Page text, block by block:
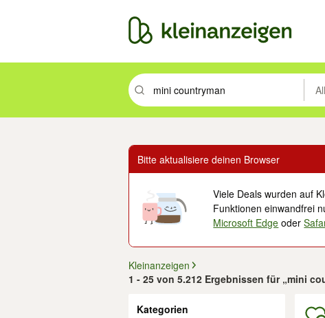
Suchbegriff eingeben. Eingabetaste
Bitte aktualisiere deinen Browser
Viele Deals wurden auf
Funktionen einwandfrei
Microsoft Edge oder
Kleinanzeigen
1 - 25 von 5.212 Ergebnissen für „mini
Kategorien